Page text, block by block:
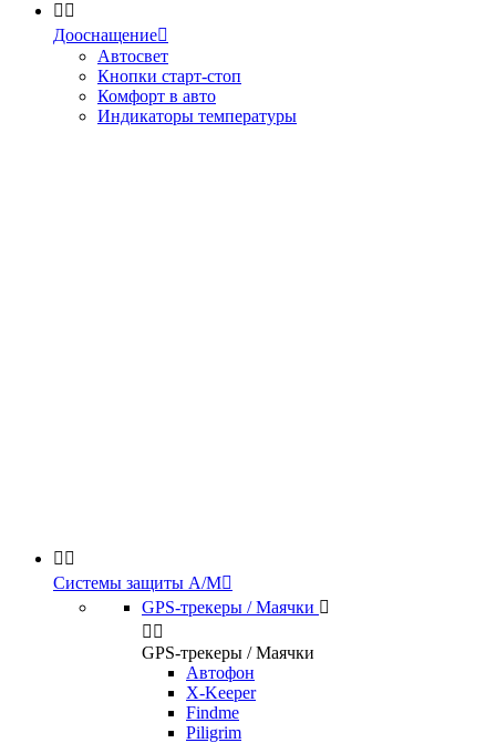
 
Дооснащение
Автосвет
Кнопки старт-стоп
Комфорт в авто
Индикаторы температуры
 
Системы защиты А/М
GPS-трекеры / Маячки 
 
GPS-трекеры / Маячки
Автофон
X-Keeper
Findme
Piligrim